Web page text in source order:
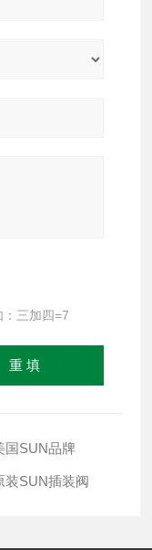
三加四=7
国SUN品牌
装SUN插装阀